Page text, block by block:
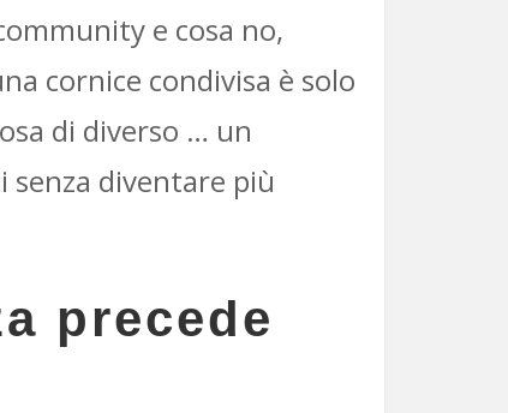
e cosa no,
cornice condivisa è solo
di diverso … un
diventare più
precede